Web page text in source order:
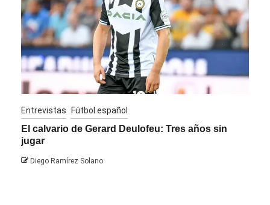
Entrevistas Fútbol español
El calvario de Gerard Deulofeu: Tres años sin
jugar
Diego Ramírez Solano